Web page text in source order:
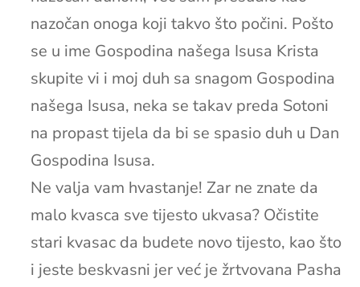
nazočan onoga koji takvo što počini. Pošto
se u ime Gospodina našega Isusa Krista
skupite vi i moj duh sa snagom Gospodina
našega Isusa, neka se takav preda Sotoni
na propast tijela da bi se spasio duh u Dan
Gospodina Isusa.
Ne valja vam hvastanje! Zar ne znate da
malo kvasca sve tijesto ukvasa? Očistite
stari kvasac da budete novo tijesto, kao što
i jeste beskvasni jer već je žrtvovana Pasha